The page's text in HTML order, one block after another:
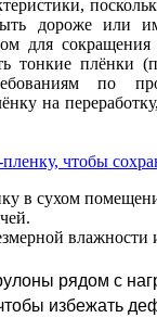
дороже или
для сокращения
тонкие плёнки
по
на
чтобы
в сухом
влажности
рядом с
избежать